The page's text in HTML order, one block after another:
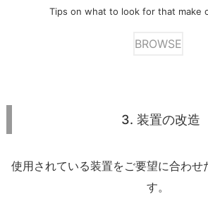
Tips on what to look for that make
BROWSE
3. 装置の改造
使用されている装置をご要望に合わせ
す。